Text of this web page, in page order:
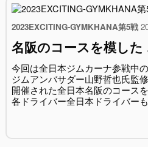
2023EXCITING-GYMKHANA第5戦
名阪のコースを模した
今回は全日本ジムカーナ参戦中
ジムアンバサダー山野哲也氏監
開催された全日本名阪のコース
各ドライバー全日本ドライバー